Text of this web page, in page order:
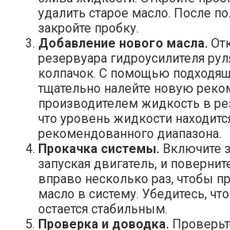
удалить старое масло. После
закройте пробку.
Добавление нового масла.
резервуара гидроусилителя
колпачок. С помощью
тщательно налейте новую
производителем жидкость в
что уровень жидкости
рекомендованного диапазона.
Прокачка системы. Включите
запуская двигатель, и
вправо несколько раз, чтобы
масло в систему. Убедитесь,
остается стабильным.
Проверка и доводка.